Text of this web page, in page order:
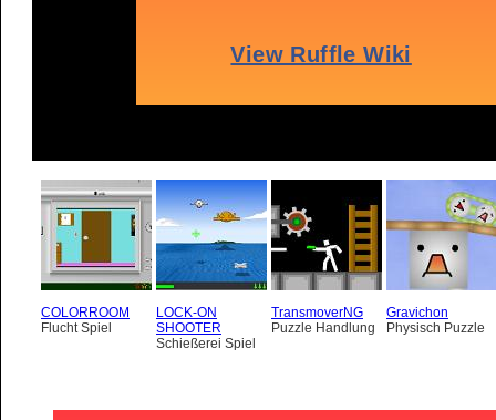
COLORROOM
Flucht Spiel
LOCK-ON
SHOOTER
Schießerei Spiel
TransmoverNG
Puzzle Handlung
Gravichon
Physisch Puzzle